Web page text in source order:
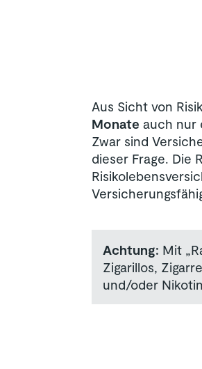
Aus Sicht von
Monate auch nur
Zwar sind
dieser Frage. Die
Achtung: Mit
Zigarillos,
und/oder